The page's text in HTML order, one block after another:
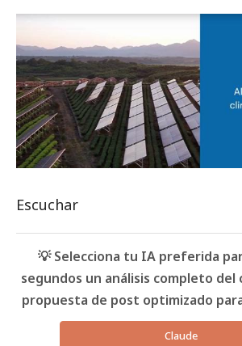
Escuchar
💡 Selecciona tu IA preferida
segundos un análisis completo del
propuesta de post optimizado
Claude